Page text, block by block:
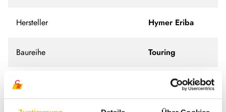
Hersteller Hymer Eriba
Baureihe Touring
Modell